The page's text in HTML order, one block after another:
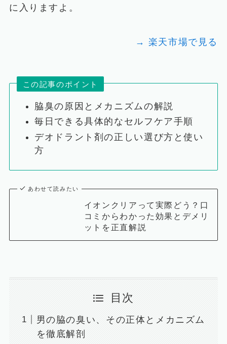
に入りますよ。
→ 楽天市場で見る
この記事のポイント
脇臭の原因とメカニズムの解説
毎日できる具体的なセルフケア手順
デオドラント剤の正しい選び方と使い
方
あわせて読みたい
イオンクリアって実際どう？口
コミからわかった効果とデメリ
ットを正直解説
目次
男の脇の臭い、その正体とメカニズム
を徹底解剖